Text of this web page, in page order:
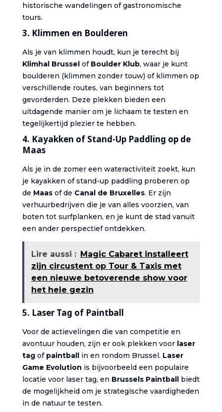
historische wandelingen of gastronomische
tours.
3. Klimmen en Boulderen
Als je van klimmen houdt, kun je terecht bij
Klimhal Brusselof Boulder Klub, waar je kunt
boulderen (klimmen zonder touw) of klimmen op
verschillende routes, van beginners tot
gevorderden. Deze plekken bieden een
uitdagende manier om je lichaam te testen en
tegelijkertijd plezier te hebben.
4. Kayakken of Stand-Up Paddling op de
Maas
Als je in de zomer een wateractiviteit zoekt, kun
je kayakken of stand-up paddling proberen op
de Maasof de Canal de Bruxelles. Er zijn
verhuurbedrijven die je van alles voorzien, van
boten tot surfplanken, en je kunt de stad vanuit
een ander perspectief ontdekken.
Lire aussi : Magic Cabaret installeert
zijn circustent op Tour & Taxis met
een nieuwe betoverende show voor
het hele gezin
5. Laser Tag of Paintball
Voor de actievelingen die van competitie en
avontuur houden, zijn er ook plekken voor laser
tagof paintballin en rondom Brussel. Laser
Game Evolution is bijvoorbeeld een populaire
locatie voor laser tag, en Brussels Paintballbiedt
de mogelijkheid om je strategische vaardigheden
in de natuur te testen.